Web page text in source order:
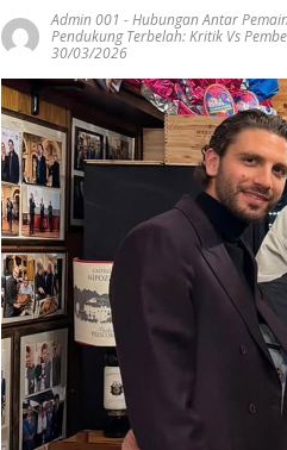
Admin 001 -Hubungan Antar
Pendukung Terbelah: Kritik Vs
30/03/2026